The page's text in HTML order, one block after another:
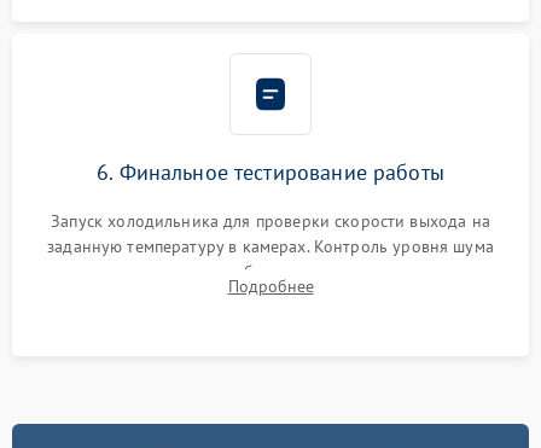
6. Финальное тестирование работы
Запуск холодильника для проверки скорости выхода на
заданную температуру в камерах. Контроль уровня шума
компрессора, отсутствия обмерзания стенок и корректного
срабатывания системы автоматической оттайки.
Подробнее